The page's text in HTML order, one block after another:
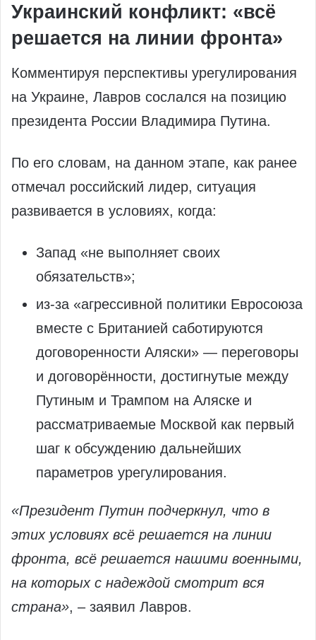
Украинский конфликт: «всё
решается на линии фронта»
Комментируя перспективы урегулирования
на Украине, Лавров сослался на позицию
президента России Владимира Путина.
По его словам, на данном этапе, как ранее
отмечал российский лидер, ситуация
развивается в условиях, когда:
Запад «не выполняет своих
обязательств»;
из‑за «агрессивной политики Евросоюза
вместе с Британией саботируются
договоренности Аляски» — переговоры
и договорённости, достигнутые между
Путиным и Трампом на Аляске и
рассматриваемые Москвой как первый
шаг к обсуждению дальнейших
параметров урегулирования.
«Президент Путин подчеркнул, что в
этих условиях всё решается на линии
фронта, всё решается нашими военными,
на которых с надеждой смотрит вся
страна», – заявил Лавров.